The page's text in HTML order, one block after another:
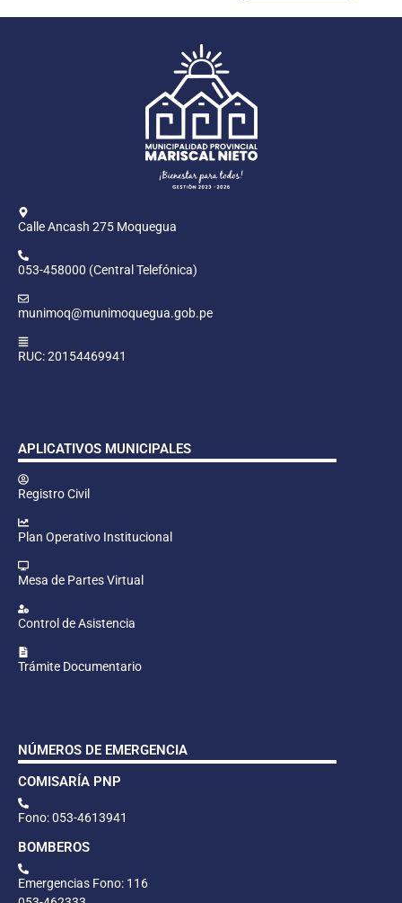
Calle Ancash 275 Moquegua
053-458000 (Central Telefónica)
munimoq@munimoquegua.gob.pe
RUC: 20154469941
APLICATIVOS MUNICIPALES
Registro Civil
Plan Operativo Institucional
Mesa de Partes Virtual
Control de Asistencia
Trámite Documentario
NÚMEROS DE EMERGENCIA
COMISARÍA PNP
Fono: 053-4613941
BOMBEROS
Emergencias Fono: 116